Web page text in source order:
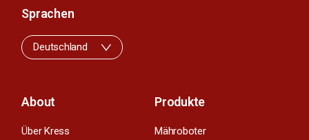
About
Über Kress
Produkte
Mähroboter
Sprachen
Deutschland